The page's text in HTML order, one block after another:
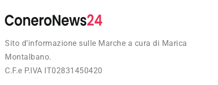
Sito d’informazione sulle Marche a cura di Marica
Montalbano.
C.F.e P.IVA IT02831450420